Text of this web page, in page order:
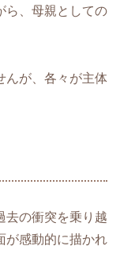
ら、母親としての
んが、各々が主体
去の衝突を乗り越
が感動的に描かれ